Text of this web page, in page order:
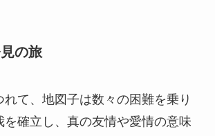
の旅
て、地図子は数々の困難を乗り
を確立し、真の友情や愛情の意味